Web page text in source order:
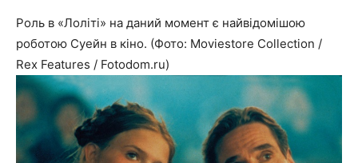
Роль в «Лоліті» на даний момент є найвідомішою
роботою Суейн в кіно. (Фото: Moviestore Collection /
Rex Features / Fotodom.ru)